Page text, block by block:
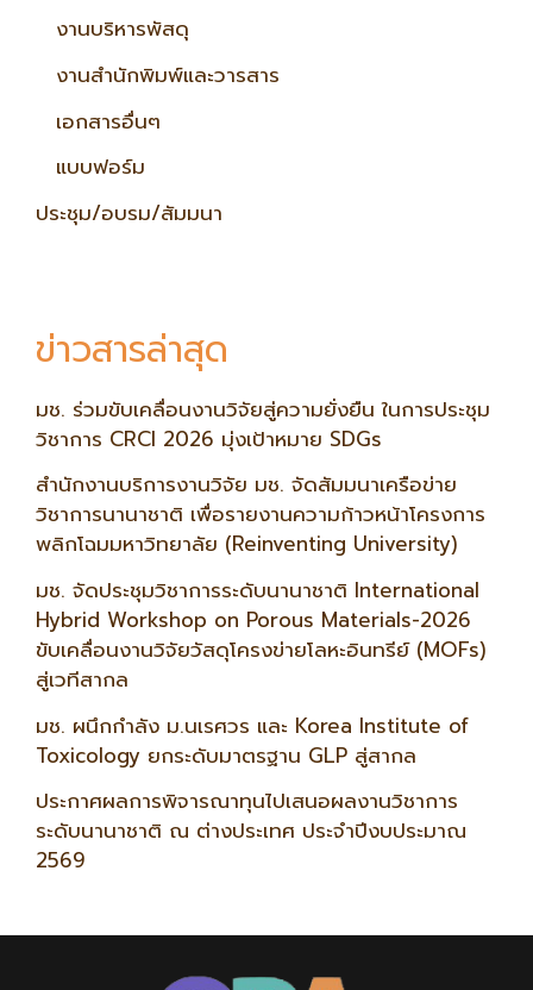
งานบริหารพัสดุ
งานสำนักพิมพ์และวารสาร
เอกสารอื่นๆ
แบบฟอร์ม
ประชุม/อบรม/สัมมนา
ข่าวสารล่าสุด
มช. ร่วมขับเคลื่อนงานวิจัยสู่ความยั่งยืน ในการประชุม
วิชาการ CRCI 2026 มุ่งเป้าหมาย SDGs
สำนักงานบริการงานวิจัย มช. จัดสัมมนาเครือข่าย
วิชาการนานาชาติ เพื่อรายงานความก้าวหน้าโครงการ
พลิกโฉมมหาวิทยาลัย (Reinventing University)
มช. จัดประชุมวิชาการระดับนานาชาติ International
Hybrid Workshop on Porous Materials-2026
ขับเคลื่อนงานวิจัยวัสดุโครงข่ายโลหะอินทรีย์ (MOFs)
สู่เวทีสากล
มช. ผนึกกำลัง ม.นเรศวร และ Korea Institute of
Toxicology ยกระดับมาตรฐาน GLP สู่สากล
ประกาศผลการพิจารณาทุนไปเสนอผลงานวิชาการ
ระดับนานาชาติ ณ ต่างประเทศ ประจำปีงบประมาณ
2569